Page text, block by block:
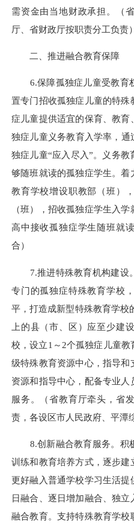
需资金由当地财政承担。（
厅、省财政厅按职责分工负责）
二、推进融合教育保障
6.保障孤独症儿童受教育
置专门招收孤独症儿童的特
症儿童提供适宜的保育、教
独症儿童义务教育入学率，通
独症儿童“应入尽入”。义务
够随班就读的孤独症学生。
教育学校增设职教部（班）
（班），招收孤独症学生入
高中接收孤独症学生随班就
合）
7.推进特殊教育机构建设
专门的孤独症特殊教育学校
平，打造成新型特殊教育学校
上的县（市、区）应至少建
校，设立1～2个孤独症儿童
级特殊教育资源中心，指导
资源和指导中心，配备专业
服务。（省教育厅牵头，省
责，各设区市人民政府、平潭
8.创新融合教育服务。积
训练和教育培养方式，逐步
更好融入普通学校学习生活
日融合、逐日增加融合、独
融合教育。支持特殊教育学